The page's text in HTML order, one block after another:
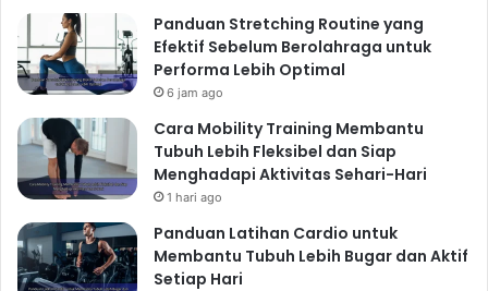
Panduan Stretching Routine yang
Efektif Sebelum Berolahraga untuk
Performa Lebih Optimal
6 jam ago
Cara Mobility Training Membantu
Tubuh Lebih Fleksibel dan Siap
Menghadapi Aktivitas Sehari-Hari
1 hari ago
Panduan Latihan Cardio untuk
Membantu Tubuh Lebih Bugar dan Aktif
Setiap Hari